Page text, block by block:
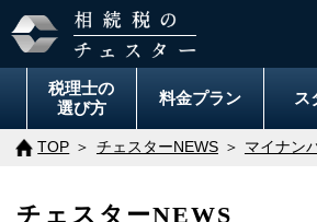
税理士の
選び方
料金プラン ス
TOP チェスターNEWS マイナン
チェスターNEWS